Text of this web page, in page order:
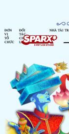
ĐƠN
VỊ
TỔ
CHỨC
ĐỐI
TÁC
CHIẾN
LƯỢC
NHÀ TÀI